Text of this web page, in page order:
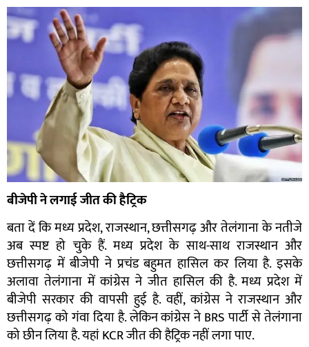
बीजेपी ने लगाई जीत की हैट्रिक
बता दें कि मध्य प्रदेश, राजस्थान, छत्तीसगढ़ और तेलंगाना के नतीजे
अब स्पष्ट हो चुके हैं. मध्य प्रदेश के साथ-साथ राजस्थान और
छत्तीसगढ़ में बीजेपी ने प्रचंड बहुमत हासिल कर लिया है. इसके
अलावा तेलंगाना में कांग्रेस ने जीत हासिल की है. मध्य प्रदेश में
बीजेपी सरकार की वापसी हुई है. वहीं, कांग्रेस ने राजस्थान और
छत्तीसगढ़ को गंवा दिया है. लेकिन कांग्रेस ने BRS पार्टी से तेलंगाना
को छीन लिया है. यहां KCR जीत की हैट्रिक नहीं लगा पाए.